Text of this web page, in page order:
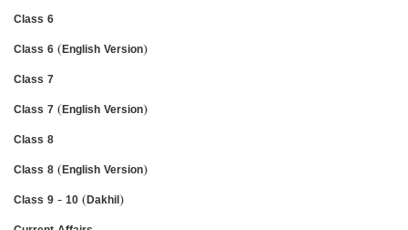
Class 6
Class 6 (English Version)
Class 7
Class 7 (English Version)
Class 8
Class 8 (English Version)
Class 9 - 10 (Dakhil)